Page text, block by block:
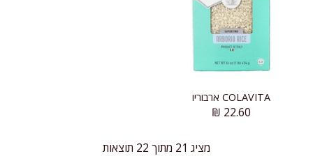
COLAVITA ארבוריו
22.60
₪
מציג 21 מתוך 22 תוצאות